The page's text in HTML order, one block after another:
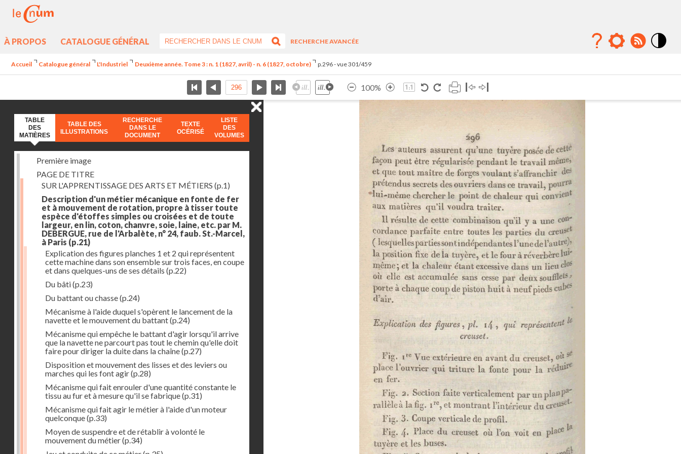
À PROPOS CATALOGUE GÉNÉRAL
RECHERCHE AVANCÉE
Accueil Catalogue général L'Industriel Deuxième année. Tome 3 : n. 1 (1827, avril) - n. 6 (1827, octobre) p.296 - vue 301/459
100%
TABLE
DES
MATIÈRES
TABLE DES
ILLUSTRATIONS
RECHERCHE
DANS LE
DOCUMENT
TEXTE
OCÉRISÉ
LISTE
DES
VOLUMES
Première image
PAGE DE TITRE
SUR L'APPRENTISSAGE DES ARTS ET MÉTIERS (p.1)
Description d'un métier mécanique en fonte de fer
et à mouvement de rotation, propre à tisser toute
espèce d'étoffes simples ou croisées et de toute
largeur, en lin, coton, chanvre, soie, laine, etc. par M.
DEBERGUE, rue de l'Arbalète, n° 24, faub. St.-Marcel,
à Paris (p.21)
Explication des figures planches 1 et 2 qui représentent
cette machine dans son ensemble sur trois faces, en coupe
et dans quelques-uns de ses détails (p.22)
Du bâti(p.23)
Du battant ou chasse(p.24)
Mécanisme à l'aide duquel s'opèrent le lancement de la
navette et le mouvement du battant(p.24)
Mécanisme qui empêche le battant d'agir lorsqu'il arrive
que la navette ne parcourt pas tout le chemin qu'elle doit
faire pour diriger la duite dans la chaîne(p.27)
Disposition et mouvement des lisses et des leviers ou
marches qui les font agir(p.28)
Mécanisme qui fait enrouler d'une quantité constante le
tissu au fur et à mesure qu'il se fabrique(p.31)
Mécanisme qui fait agir le métier à l'aide d'un moteur
quelconque(p.33)
Moyen de suspendre et de rétablir à volonté le
mouvement du métier(p.34)